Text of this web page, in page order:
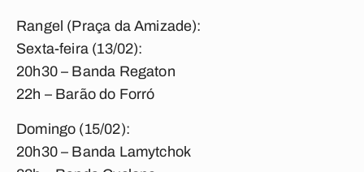
Rangel (Praça da Amizade):
Sexta-feira (13/02):
20h30 – Banda Regaton
22h – Barão do Forró
Domingo (15/02):
20h30 – Banda Lamytchok